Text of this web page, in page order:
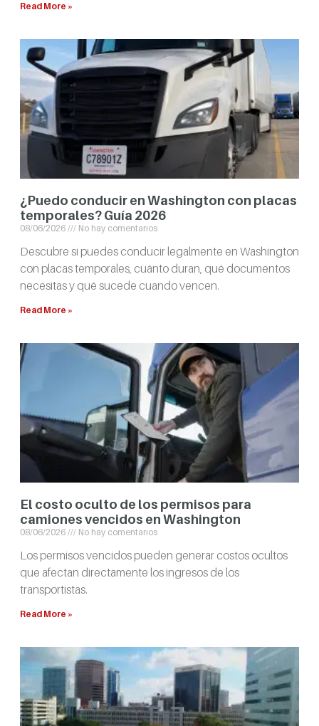
Read More »
¿Puedo conducir en Washington con placas
temporales? Guía 2026
08/06/2026 No hay comentarios
Descubre si puedes conducir legalmente en Washington
con placas temporales, cuánto duran, qué documentos
necesitas y qué sucede cuando vencen.
Read More »
El costo oculto de los permisos para
camiones vencidos en Washington
08/06/2026 No hay comentarios
Los permisos vencidos pueden generar costos ocultos
que afectan directamente los ingresos de los
transportistas.
Read More »